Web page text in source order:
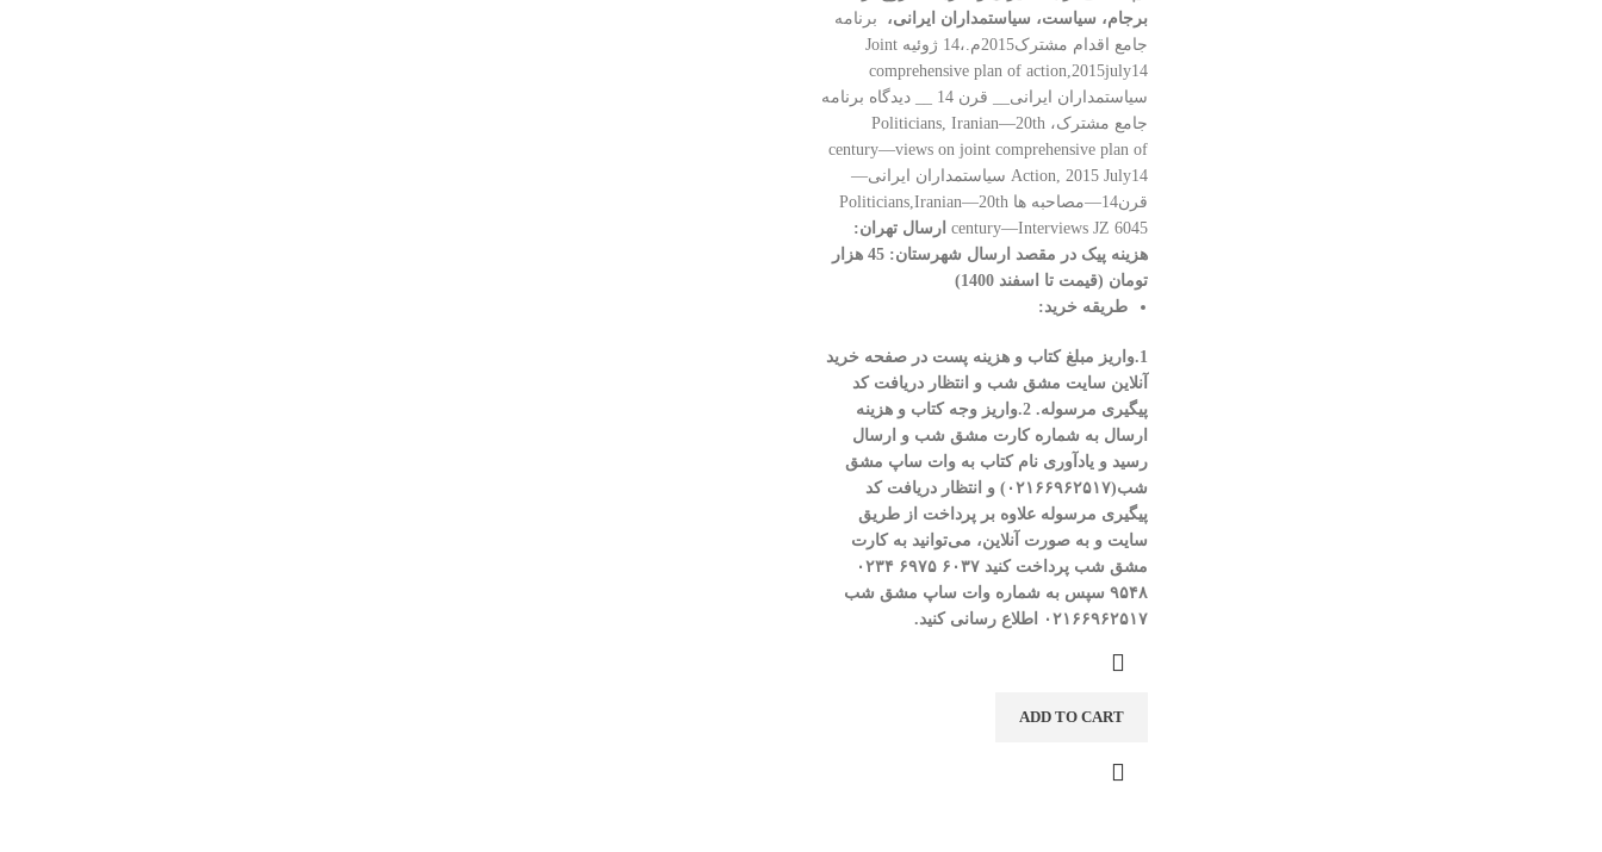
برجام، سیاست، سیاستمداران ایرانی،
برنامه
جامع اقدام مشترک2015م.،14 ژوئیه Joint
comprehensive plan of action,2015july14
سیاستمداران ایرانی__ قرن 14 __ دیدگاه برنامه
جامع مشترک، Politicians, Iranian—20th
century—views on joint comprehensive plan of
Action, 2015 July14 سیاستمداران ایرانی—
قرن14—مصاحبه ها Politicians,Iranian—20th
century—Interviews JZ 6045 ارسال تهران:
هزینه پیک در مقصد
ارسال شهرستان: 45 هزار
تومان (قیمت تا اسفند 1400)
طریقه خرید:
1.واریز مبلغ کتاب و هزینه پست در صفحه خرید
آنلاین سایت مشق شب و انتظار دریافت کد
پیگیری مرسوله.
2.واریز وجه کتاب و هزینه
ارسال به شماره کارت مشق شب و ارسال
رسید و یادآوری نام کتاب به وات ساپ مشق
شب(۰۲۱۶۶۹۶۲۵۱۷) و انتظار دریافت کد
پیگیری مرسوله علاوه بر پرداخت از طریق
سایت و به صورت آنلاین، می‌توانید به کارت
مشق شب پرداخت کنید ۶۰۳۷ ۶۹۷۵ ۰۲۳۴
۹۵۴۸ سپس به شماره وات ساپ مشق شب
۰۲۱۶۶۹۶۲۵۱۷
اطلاع رسانی کنید.
ADD TO CART